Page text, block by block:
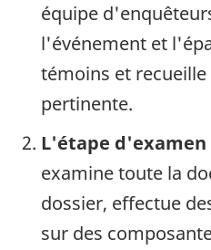
équipe
l'événement et
témoins et
pertinente.
L'étape
examine toute la
dossier, effectue
sur des